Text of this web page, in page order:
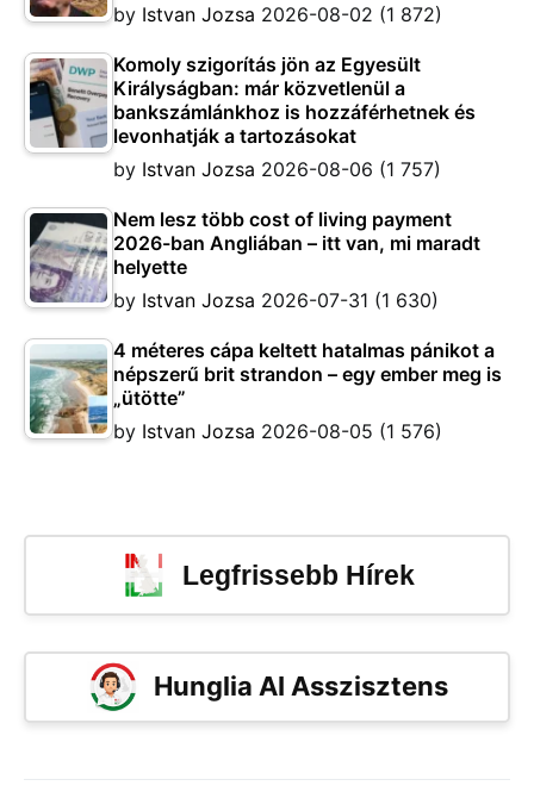
by Istvan Jozsa 2026-08-02 (1 872)
Komoly szigorítás jön az Egyesült
Királyságban: már közvetlenül a
bankszámlánkhoz is hozzáférhetnek és
levonhatják a tartozásokat
by Istvan Jozsa 2026-08-06 (1 757)
Nem lesz több cost of living payment
2026-ban Angliában – itt van, mi maradt
helyette
by Istvan Jozsa 2026-07-31 (1 630)
4 méteres cápa keltett hatalmas pánikot a
népszerű brit strandon – egy ember meg is
„ütötte”
by Istvan Jozsa 2026-08-05 (1 576)
Legfrissebb Hírek
Hunglia AI Asszisztens